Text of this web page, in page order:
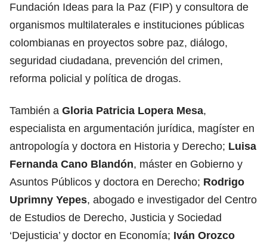
Fundación Ideas para la Paz (FIP) y consultora de
organismos multilaterales e instituciones públicas
colombianas en proyectos sobre paz, diálogo,
seguridad ciudadana, prevención del crimen,
reforma policial y política de drogas.
También a Gloria Patricia Lopera Mesa,
especialista en argumentación jurídica, magíster en
antropología y doctora en Historia y Derecho; Luisa
Fernanda Cano Blandón, máster en Gobierno y
Asuntos Públicos y doctora en Derecho; Rodrigo
Uprimny Yepes, abogado e investigador del Centro
de Estudios de Derecho, Justicia y Sociedad
‘Dejusticia’ y doctor en Economía; Iván Orozco